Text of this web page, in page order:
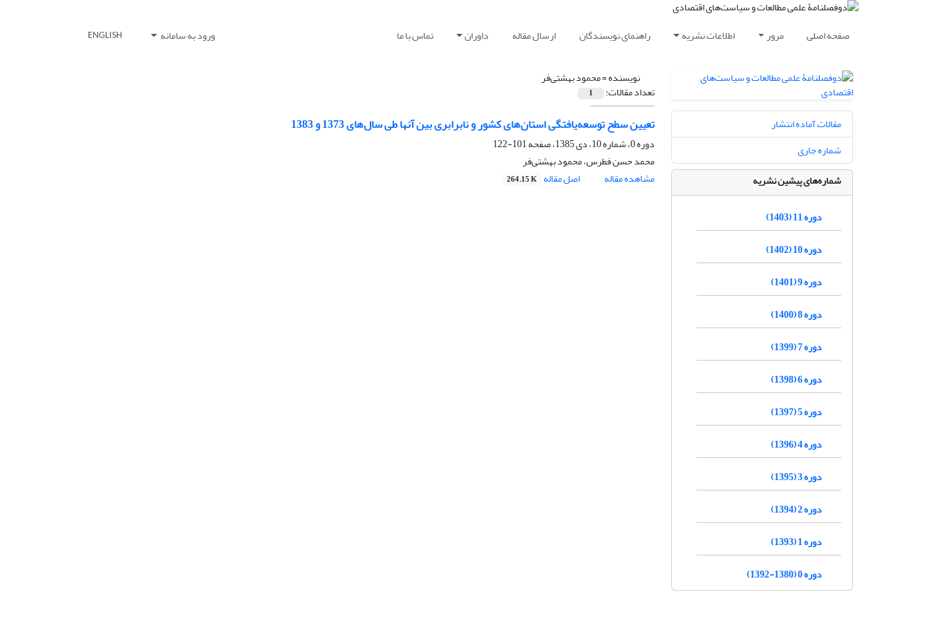
صفحه اصلی مرور اطلاعات نشریه راهنمای نویسندگان ارسال مقاله داوران تماس با ما ورود به سامانه ENGLISH
نویسنده =محمود بهشتی‌فر
تعداد مقالات: 1
تعیین سطح توسعه‌یافتگی استان‌های کشور و نابرابری بین آنها طی سال‌های 1373 و 1383
دوره 0، شماره 10، دی 1385، صفحه
101-122
محمد حسن فطرس، محمود بهشتی‌فر
مشاهده مقاله
اصل مقاله 264.15 K
مقالات آماده انتشار
شماره جاری
شماره‌های پیشین نشریه
دوره 11 (1403)
دوره 10 (1402)
دوره 9 (1401)
دوره 8 (1400)
دوره 7 (1399)
دوره 6 (1398)
دوره 5 (1397)
دوره 4 (1396)
دوره 3 (1395)
دوره 2 (1394)
دوره 1 (1393)
دوره 0 (1380-1392)